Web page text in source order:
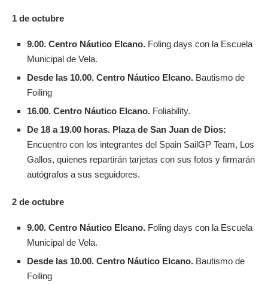
1 de octubre
9.00. Centro Náutico Elcano. Foling days con la Escuela
Municipal de Vela.
Desde las 10.00. Centro Náutico Elcano. Bautismo de
Foiling
16.00. Centro Náutico Elcano. Foliability.
De 18 a 19.00 horas. Plaza de San Juan de Dios:
Encuentro con los integrantes del Spain SailGP Team, Los
Gallos, quienes repartirán tarjetas con sus fotos y firmarán
autógrafos a sus seguidores.
2 de octubre
9.00. Centro Náutico Elcano. Foling days con la Escuela
Municipal de Vela.
Desde las 10.00. Centro Náutico Elcano. Bautismo de
Foiling